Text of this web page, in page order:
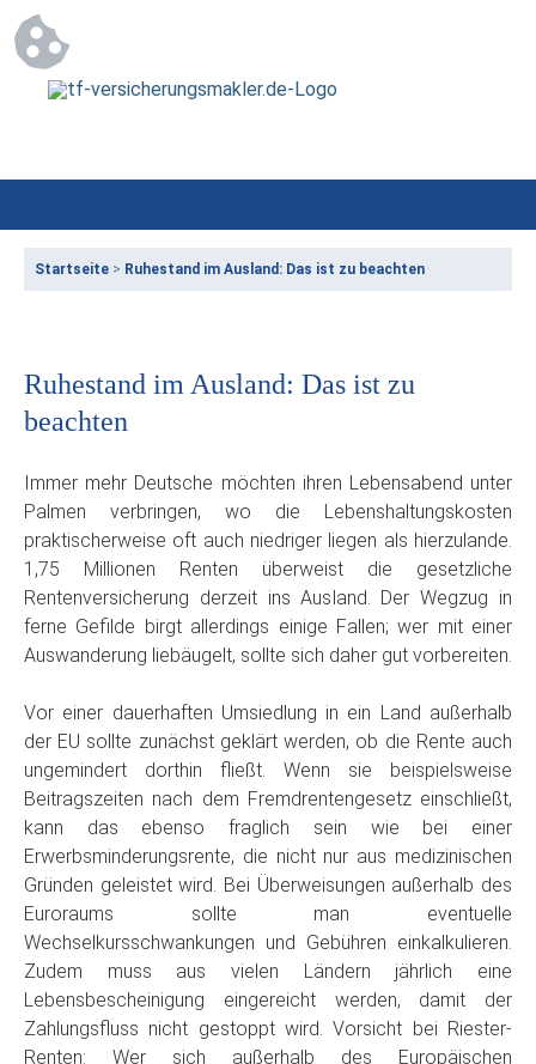
Startseite > Ruhestand im Ausland: Das ist zu beachten
Ruhestand im Ausland: Das ist zu
beachten
Immer mehr Deutsche möchten ihren Lebensabend unter
Palmen verbringen, wo die Lebenshaltungskosten
praktischerweise oft auch niedriger liegen als hierzulande.
1,75 Millionen Renten überweist die gesetzliche
Rentenversicherung derzeit ins Ausland. Der Wegzug in
ferne Gefilde birgt allerdings einige Fallen; wer mit einer
Auswanderung liebäugelt, sollte sich daher gut vorbereiten.
Vor einer dauerhaften Umsiedlung in ein Land außerhalb
der EU sollte zunächst geklärt werden, ob die Rente auch
ungemindert dorthin fließt. Wenn sie beispielsweise
Beitragszeiten nach dem Fremdrentengesetz einschließt,
kann das ebenso fraglich sein wie bei einer
Erwerbsminderungsrente, die nicht nur aus medizinischen
Gründen geleistet wird. Bei Überweisungen außerhalb des
Euroraums sollte man eventuelle
Wechselkursschwankungen und Gebühren einkalkulieren.
Zudem muss aus vielen Ländern jährlich eine
Lebensbescheinigung eingereicht werden, damit der
Zahlungsfluss nicht gestoppt wird. Vorsicht bei Riester-
Renten: Wer sich außerhalb des Europäischen